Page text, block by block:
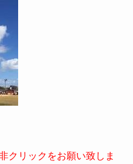
クリックをお願い致しま